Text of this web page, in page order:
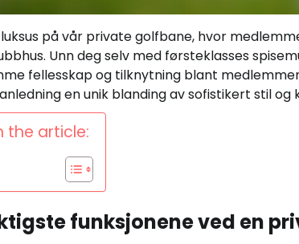
på vår private golfbane, hvor
Unn deg selv med førsteklasses
fellesskap og tilknytning blant
en unik blanding av sofistikert stil og
the article:
funksjonene ved en